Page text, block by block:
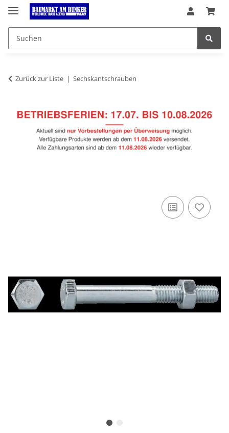
Zurück zur Liste Sechskantschrauben